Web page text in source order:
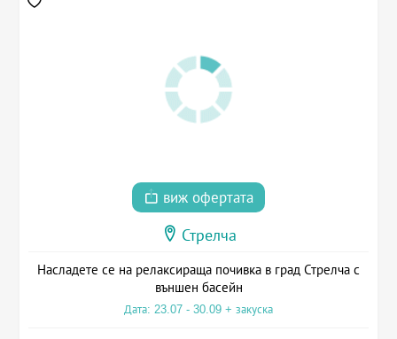
виж офертата
Стрелча
Насладете се на релаксираща почивка в град Стрелча с
външен басейн
Дата: 23.07 - 30.09 + закуска